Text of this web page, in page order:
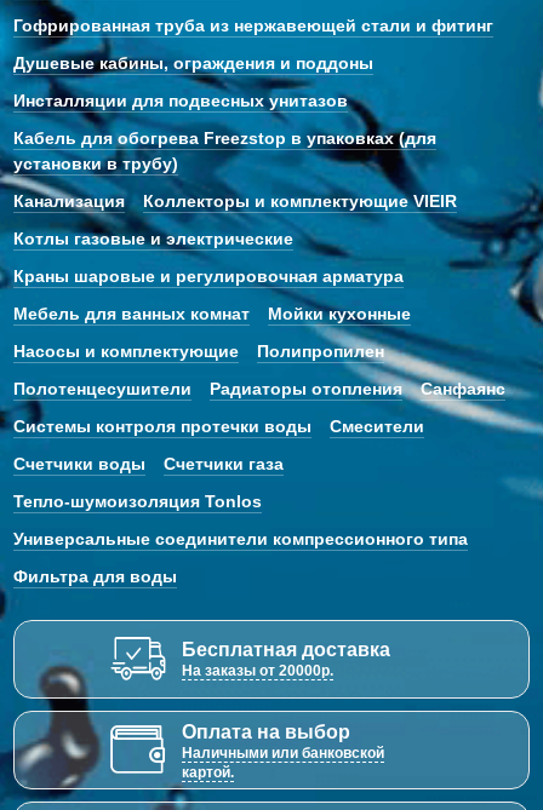
Гофрированная труба из нержавеющей стали и фитинг
Душевые кабины, ограждения и поддоны
Инсталляции для подвесных унитазов
Кабель для обогрева Freezstop в упаковках (для
установки в трубу)
Канализация
Коллекторы и комплектующие VIEIR
Котлы газовые и электрические
Краны шаровые и регулировочная арматура
Мебель для ванных комнат
Мойки кухонные
Насосы и комплектующие
Полипропилен
Полотенцесушители
Радиаторы отопления
Санфаянс
Системы контроля протечки воды
Смесители
Счетчики воды
Счетчики газа
Тепло-шумоизоляция Tonlos
Универсальные соединители компрессионного типа
Фильтра для воды
Бесплатная доставка
На заказы от 20000р.
Оплата на выбор
Наличными или банковской
картой.